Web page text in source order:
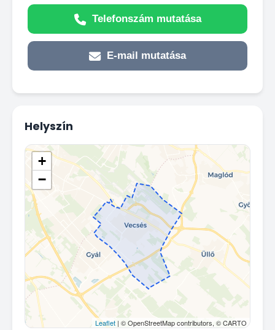
Telefonszám mutatása
E-mail mutatása
Helyszín
+
−
Leaflet | © OpenStreetMap contributors, © CARTO